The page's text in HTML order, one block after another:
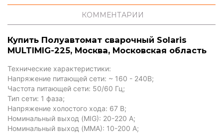
КОММЕНТАРИИ
Купить Полуавтомат сварочный Solaris
MULTIMIG-225, Москва, Московская область
Технические характеристики:
Напряжение питающей сети: ~ 160 - 240В;
Частота питающей сети: 50/60 Гц;
Тип сети: 1 фаза;
Напряжение холостого хода: 67 В;
Номинальный выход (MIG): 20-220 A;
Номинальный выход (MMA): 10-200 A;